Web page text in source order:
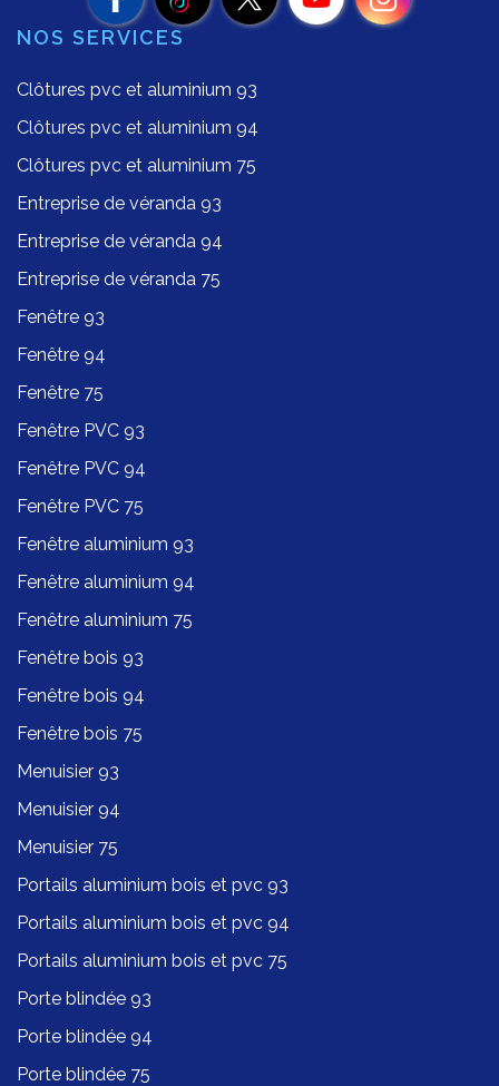
NOS SERVICES
Clôtures pvc et aluminium 93
Clôtures pvc et aluminium 94
Clôtures pvc et aluminium 75
Entreprise de véranda 93
Entreprise de véranda 94
Entreprise de véranda 75
Fenêtre 93
Fenêtre 94
Fenêtre 75
Fenêtre PVC 93
Fenêtre PVC 94
Fenêtre PVC 75
Fenêtre aluminium 93
Fenêtre aluminium 94
Fenêtre aluminium 75
Fenêtre bois 93
Fenêtre bois 94
Fenêtre bois 75
Menuisier 93
Menuisier 94
Menuisier 75
Portails aluminium bois et pvc 93
Portails aluminium bois et pvc 94
Portails aluminium bois et pvc 75
Porte blindée 93
Porte blindée 94
Porte blindée 75